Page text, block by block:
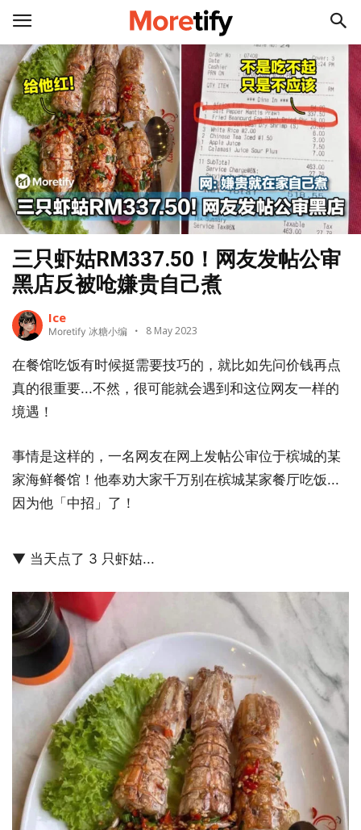
三只虾姑RM337.50！网友发帖公审
黑店反被呛嫌贵自己煮
Ice
Moretify 冰糖小编 8 May 2023
在餐馆吃饭有时候挺需要技巧的，就比如先问价钱再点
真的很重要...不然，很可能就会遇到和这位网友一样的
境遇！
事情是这样的，一名网友在网上发帖公审位于槟城的某
家海鲜餐馆！他奉劝大家千万别在槟城某家餐厅吃饭...
因为他「中招」了！
▼ 当天点了 3 只虾姑...